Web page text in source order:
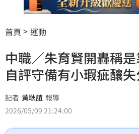
首頁 運動
中職／朱育賢開轟稱
自評守備有小瑕疵釀
記者 黃耿誼 報導
2026/05/09 21:24:00